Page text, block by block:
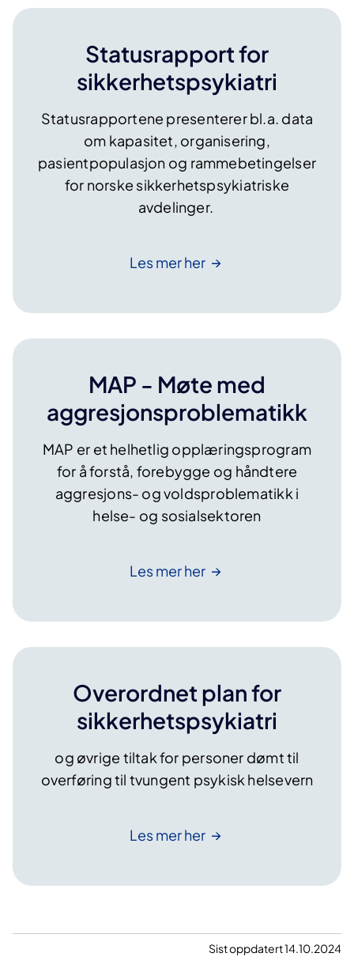
Statusrapport for
sikkerhetspsykiatri
Statusrapportene presenterer bl.a. data
om kapasitet, organisering,
pasientpopulasjon og rammebetingelser
for norske sikkerhetspsykiatriske
avdelinger.
Les merher
MAP - Møte med
aggresjonsproblematikk
MAP er et helhetlig opplæringsprogram
for å forstå, forebygge og håndtere
aggresjons- og voldsproblematikk i
helse- og sosialsektoren
Les merher
Overordnet plan for
sikkerhetspsykiatri
og øvrige tiltak for personer dømt til
overføring til tvungent psykisk helsevern
Les merher
Sist oppdatert 14.10.2024